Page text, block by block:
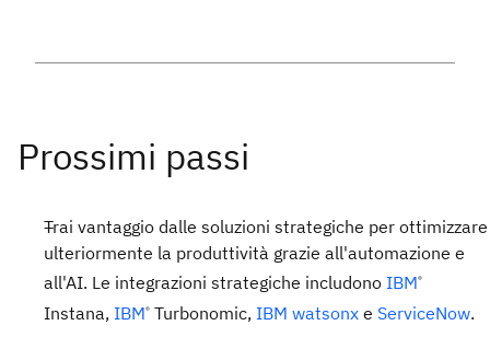
Trai vantaggio dalle soluzioni strategiche per ottimizzare
ulteriormente la produttività grazie all'automazione e
all'AI. Le integrazioni strategiche includono IBM®
Instana, IBM® Turbonomic, IBM watsonx e ServiceNow.